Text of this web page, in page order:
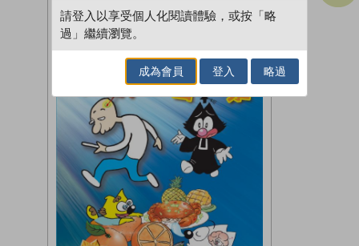
請登入以享受個人化閱讀體驗，或按「略
過」繼續瀏覽。
成為會員 登入 略過